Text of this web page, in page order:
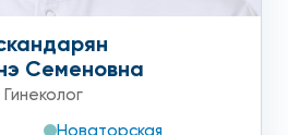
Семеновна
Гинеколог
Новаторская